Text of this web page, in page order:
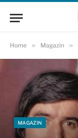
Home » Magazin »
MAGAZIN